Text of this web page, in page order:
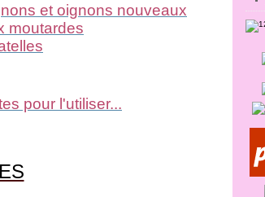
et oignons nouveaux
moutardes
pour l'utiliser...